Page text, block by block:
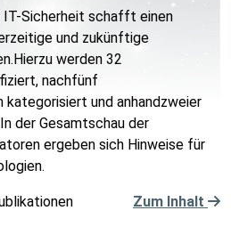
IT-Sicherheit schafft einen
und zukünftige
werden 32
nachfünf
kategorisiert und anhandzweier
der Gesamtschau der
ergeben sich Hinweise für
Zum Inhalt